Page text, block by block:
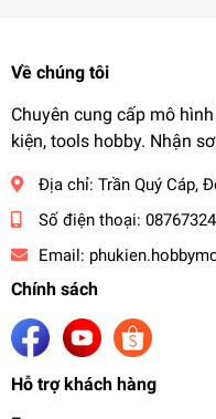
Về chúng tôi
Chuyên cung cấp mô
kiện, tools hobby. Nhận
Địa chỉ: Trần Quý Cáp,
Số điện thoại:
Email:
Chính sách
Hỗ trợ khách hàng